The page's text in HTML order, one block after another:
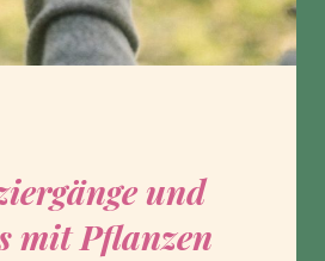
und
mit Pflanzen